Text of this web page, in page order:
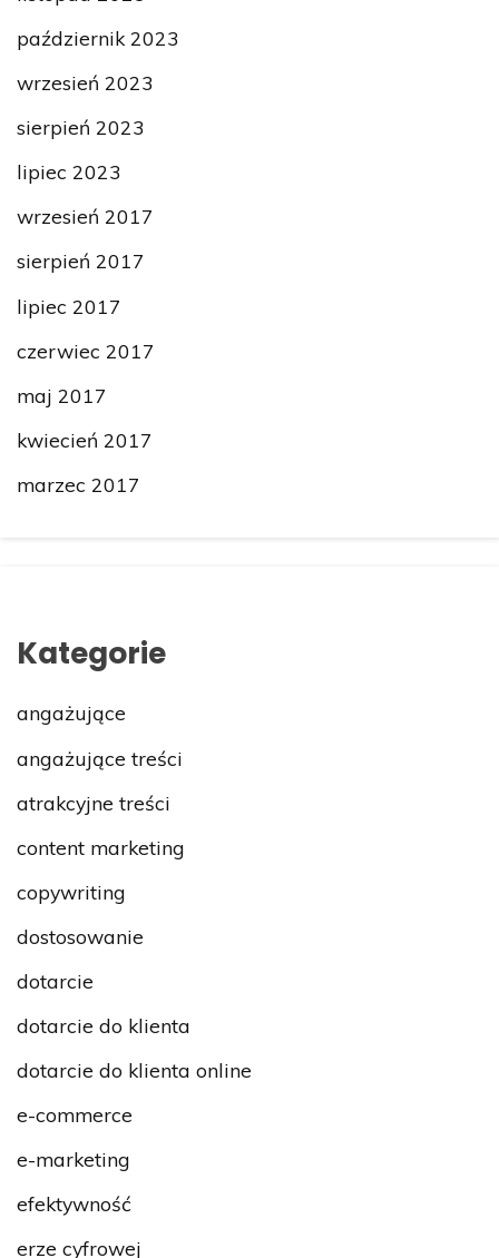
październik 2023
wrzesień 2023
sierpień 2023
lipiec 2023
wrzesień 2017
sierpień 2017
lipiec 2017
czerwiec 2017
maj 2017
kwiecień 2017
marzec 2017
Kategorie
angażujące
angażujące treści
atrakcyjne treści
content marketing
copywriting
dostosowanie
dotarcie
dotarcie do klienta
dotarcie do klienta online
e-commerce
e-marketing
efektywność
erze cyfrowej